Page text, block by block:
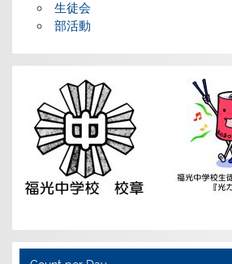
生徒会
部活動